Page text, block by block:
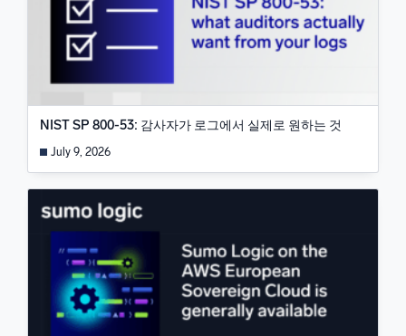
NIST SP 800-53: 감사자가 로그에서 실제로 원하는 것
July 9, 2026